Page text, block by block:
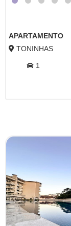
APARTAMENTO
TONINHAS
1